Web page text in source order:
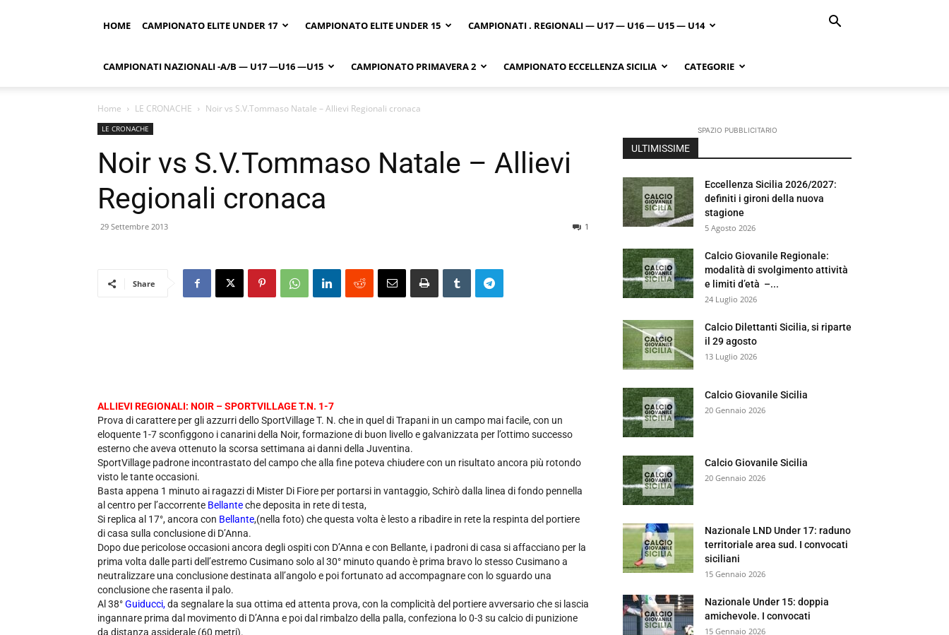
HOME CAMPIONATO ELITE UNDER 17 CAMPIONATO ELITE UNDER 15 CAMPIONATI . REGIONALI — U17 — U16 — U15 — U14
CAMPIONATI NAZIONALI -A/B — U17 —U16 —U15 CAMPIONATO PRIMAVERA 2 CAMPIONATO ECCELLENZA SICILIA CATEGORIE
Home LE CRONACHE Noir vs S.V.Tommaso Natale – Allievi Regionali cronaca
LE CRONACHE
Noir vs S.V.Tommaso Natale – Allievi
Regionali cronaca
29 Settembre 2013 1
Share
ALLIEVI REGIONALI: NOIR – SPORTVILLAGE T.N. 1-7
Prova di carattere per gli azzurri dello SportVillage T. N. che in quel di Trapani in un campo mai facile, con un
eloquente 1-7 sconfiggono i canarini della Noir, formazione di buon livello e galvanizzata per l’ottimo successo
esterno che aveva ottenuto la scorsa settimana ai danni della Juventina.
SportVillage padrone incontrastato del campo che alla fine poteva chiudere con un risultato ancora più rotondo
visto le tante occasioni.
Basta appena 1 minuto ai ragazzi di Mister Di Fiore per portarsi in vantaggio, Schirò dalla linea di fondo pennella
al centro per l’accorrente Bellanteche deposita in rete di testa,
Si replica al 17°, ancora con Bellante,(nella foto) che questa volta è lesto a ribadire in rete la respinta del portiere
di casa sulla conclusione di D’Anna.
Dopo due pericolose occasioni ancora degli ospiti con D’Anna e con Bellante, i padroni di casa si affacciano per la
prima volta dalle parti dell’estremo Cusimano solo al 30° minuto quando è prima bravo lo stesso Cusimano a
neutralizzare una conclusione destinata all’angolo e poi fortunato ad accompagnare con lo sguardo una
conclusione che rasenta il palo.
Al 38°Guiducci,da segnalare la sua ottima ed attenta prova, con la complicità del portiere avversario che si lascia
ingannare prima dal movimento di D’Anna e poi dal rimbalzo della palla, confeziona lo 0-3 su calcio di punizione
da distanza assiderale (60 metri).
SPAZIO PUBBLICITARIO
ULTIMISSIME
Eccellenza Sicilia 2026/2027:
definiti i gironi della nuova
stagione
5 Agosto 2026
Calcio Giovanile Regionale:
modalità di svolgimento attività
e limiti d’età –...
24 Luglio 2026
Calcio Dilettanti Sicilia, si riparte
il 29 agosto
13 Luglio 2026
Calcio Giovanile Sicilia
20 Gennaio 2026
Calcio Giovanile Sicilia
20 Gennaio 2026
Nazionale LND Under 17: raduno
territoriale area sud. I convocati
siciliani
15 Gennaio 2026
Nazionale Under 15: doppia
amichevole. I convocati
15 Gennaio 2026